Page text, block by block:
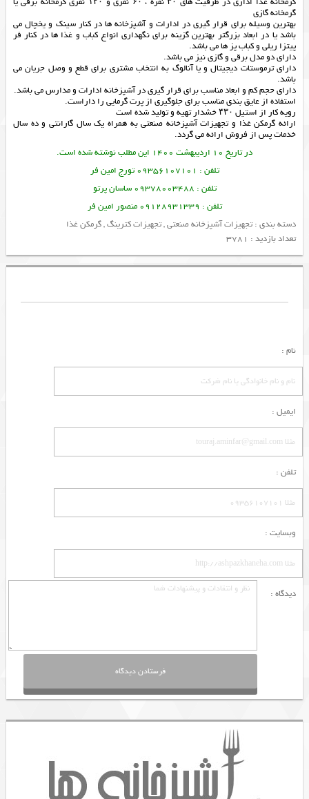
گرمخانه گازی
بهترین وسیله برای قرار گیری در ادارات و آشپزخانه ها در کنار سینک و یخچال می
باشد یا در ابعاد بزرگتر بهترین گزینه برای نگهداری انواع کباب و غذا ها در کنار فر
پیتزا ریلی و کباب پز ها می باشد.
دارای دو مدل برقی و گازی نیز می باشد.
دارای ترموستات دیجیتال و یا آنالوگ به انتخاب مشتری برای قطع و وصل جریان می
باشد.
دارای حجم کم و ابعاد مناسب برای قرار گیری در آشپزخانه ادارات و مدارس می باشد.
استفاده از عایق بندی مناسب برای جلوگیری از پرت گرمایی را داراست.
رویه کار از استیل ۴۳۰ خشدار تهیه و تولید شده است
ارائه گرمکن غذا وتجهیزات آشپزخانه صنعتیبه همراه یک سال گارانتی و ده سال
خدمات پس از فروش ارائه می گردد.
در تاریخ 10 اردیبهشت 1400 این مطلب نوشته شده است.
تلفن : 09356107101 تورج امین فر
تلفن : 09378003488 ساسان پرتو
تلفن : 09128931339 منصور امین فر
دسته بندی :تجهیزات آشپزخانه صنعتی,تجهیزات کترینگ,گرمکن غذا
تعداد بازدید : 3781
نام :
ایمیل :
تلفن :
وبسایت :
دیدگاه :